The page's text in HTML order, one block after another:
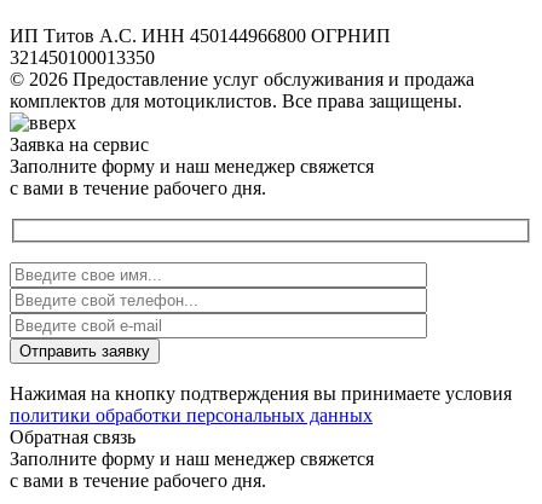
ИП Титов А.С. ИНН 450144966800 ОГРНИП
321450100013350
© 2026 Предоставление услуг обслуживания и продажа
комплектов для мотоциклистов. Все права защищены.
Заявка на сервис
Заполните форму и наш менеджер свяжется
с вами в течение рабочего дня.
Нажимая на кнопку подтверждения вы принимаете условия
политики обработки персональных данных
Обратная связь
Заполните форму и наш менеджер свяжется
с вами в течение рабочего дня.